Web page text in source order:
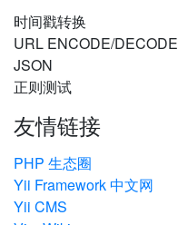
时间戳转换
URL ENCODE/DECODE
JSON
正则测试
友情链接
PHP 生态圈
Yii Framework 中文网
Yii CMS